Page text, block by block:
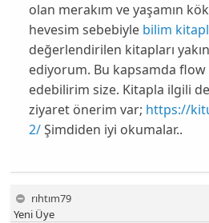
olan merakım ve yaşamın
hevesim sebebiyle bilim
değerlendirilen kitapları
ediyorum. Bu kapsamda flow
edebilirim size. Kitapla ilgili
ziyaret önerim var; https://
2/Şimdiden iyi okumalar..
rıhtım79
Yeni Üye